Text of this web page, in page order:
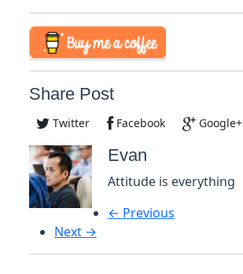
Share Post
Twitter Facebook Google+
Evan
Attitude is everything
← Previous
Next →